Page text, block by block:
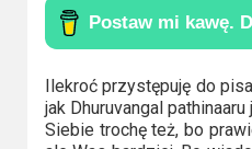
Filmy
oparte
na
faktach
Ilekroć przystępuję do
jak Dhuruvangal
Siebie trochę też, bo